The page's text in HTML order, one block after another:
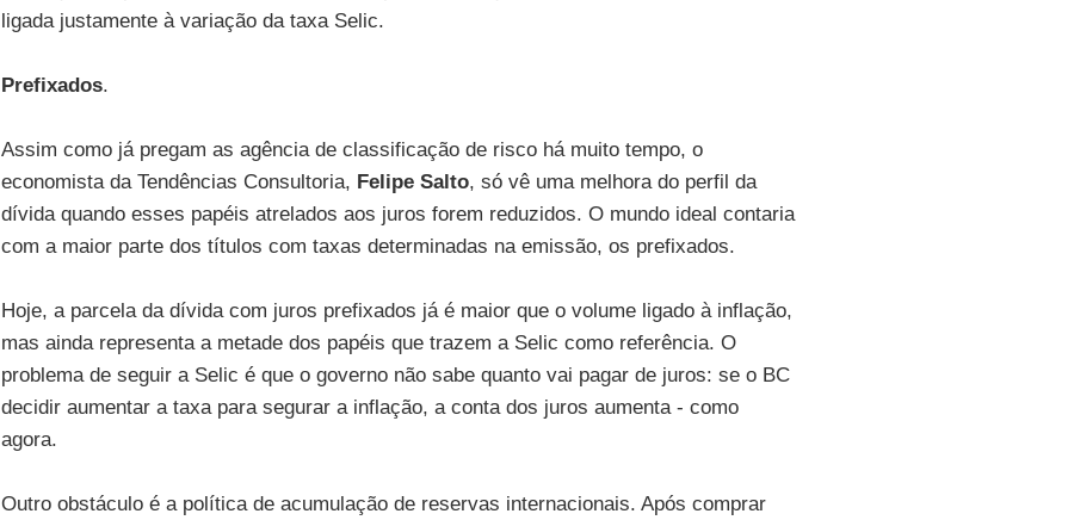
ligada justamente à variação da taxa Selic.
Prefixados.
Assim como já pregam as agência de classificação de risco há muito tempo, o
economista da Tendências Consultoria, Felipe Salto, só vê uma melhora do perfil da
dívida quando esses papéis atrelados aos juros forem reduzidos. O mundo ideal contaria
com a maior parte dos títulos com taxas determinadas na emissão, os prefixados.
Hoje, a parcela da dívida com juros prefixados já é maior que o volume ligado à inflação,
mas ainda representa a metade dos papéis que trazem a Selic como referência. O
problema de seguir a Selic é que o governo não sabe quanto vai pagar de juros: se o BC
decidir aumentar a taxa para segurar a inflação, a conta dos juros aumenta - como
agora.
Outro obstáculo é a política de acumulação de reservas internacionais. Após comprar